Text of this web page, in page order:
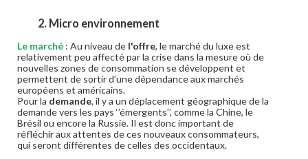
2. Micro environnement
Le marché : Au niveau de l'offre, le marché du luxe est
relativement peu affecté par la crise dans la mesure où de
nouvelles zones de consommation se développent et
permettent de sortir d’une dépendance aux marchés
européens et américains.
Pour la demande, il y a un déplacement géographique de la
demande vers les pays ‘’émergents’’, comme la Chine, le
Brésil ou encore la Russie. Il est donc important de
réfléchir aux attentes de ces nouveaux consommateurs,
qui seront différentes de celles des occidentaux.